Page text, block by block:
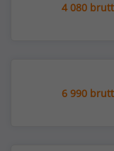
4 080
6 990